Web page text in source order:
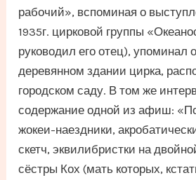
рабочий», вспоминая о
1935г. цирковой группы
руководил его отец), упоминал
деревянном здании цирка,
городском саду. В том же
содержание одной из афиш:
жокеи-наездники,
скетч, эквилибристки на
сёстры Кох (мать которых,